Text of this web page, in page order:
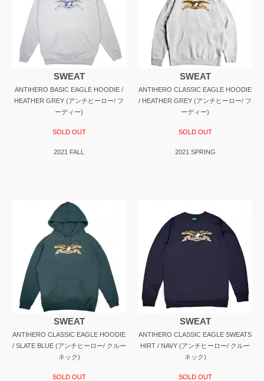
SWEAT
ANTIHERO BASIC EAGLE HOODIE /
HEATHER GREY (アンチヒーロー/ フ
ーディー)
SOLD OUT
2021 FALL
SWEAT
ANTIHERO CLASSIC EAGLE HOODIE
/ HEATHER GREY (アンチヒーロー/ フ
ーディー)
SOLD OUT
2021 SPRING
SWEAT
ANTIHERO CLASSIC EAGLE HOODIE
/ SLATE BLUE (アンチヒーロー/ クルー
ネック)
SOLD OUT
SWEAT
ANTIHERO CLASSIC EAGLE SWEATS
HIRT / NAVY (アンチヒーロー/ クルー
ネック)
SOLD OUT